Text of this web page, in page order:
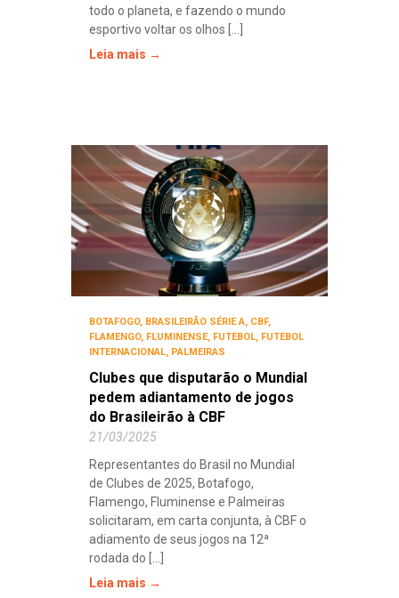
todo o planeta, e fazendo o mundo
esportivo voltar os olhos [...]
Leia mais →
BOTAFOGO, BRASILEIRÃO SÉRIE A, CBF,
FLAMENGO, FLUMINENSE, FUTEBOL, FUTEBOL
INTERNACIONAL, PALMEIRAS
Clubes que disputarão o Mundial
pedem adiantamento de jogos
do Brasileirão à CBF
21/03/2025
Representantes do Brasil no Mundial
de Clubes de 2025, Botafogo,
Flamengo, Fluminense e Palmeiras
solicitaram, em carta conjunta, à CBF o
adiamento de seus jogos na 12ª
rodada do [...]
Leia mais →